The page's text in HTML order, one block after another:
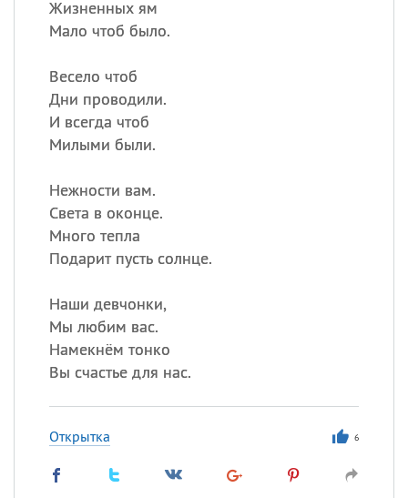
Жизненных ям
Мало чтоб было.
Весело чтоб
Дни проводили.
И всегда чтоб
Милыми были.
Нежности вам.
Света в оконце.
Много тепла
Подарит пусть солнце.
Наши девчонки,
Мы любим вас.
Намекнём тонко
Вы счастье для нас.
Открытка 6